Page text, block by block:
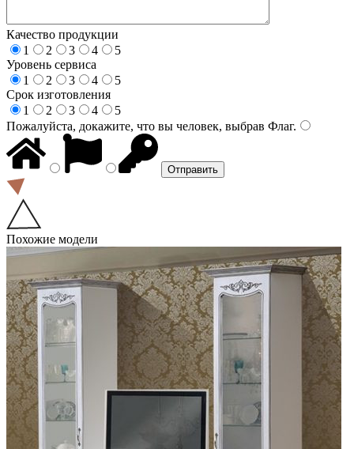
Качество продукции
1
2 3 4
5
Уровень сервиса
1
2 3 4
5
Срок изготовления
1
2 3 4
5
Пожалуйста, докажите, что вы человек, выбрав Флаг.
Похожие модели